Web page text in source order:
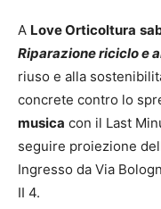
A Love Orticoltura
Riparazione riciclo e
riuso e alla
concrete contro lo
musica con il Last
seguire proiezione
Ingresso da Via
II 4.